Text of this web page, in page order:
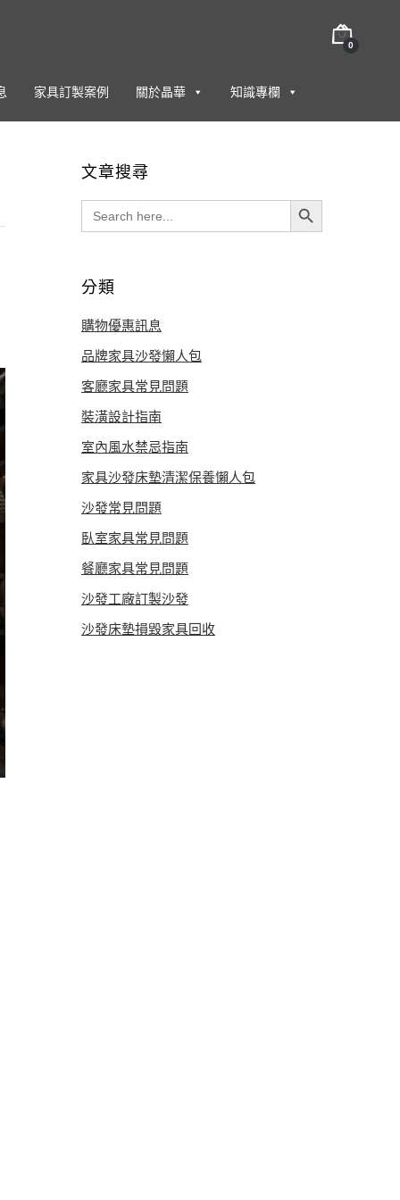
0
家具訂製案例 關於晶華 知識專欄
文章搜尋
Search
for:
Search Button
分類
購物優惠訊息
品牌家具沙發懶人包
客廳家具常見問題
裝潢設計指南
室內風水禁忌指南
家具沙發床墊清潔保養懶人包
沙發常見問題
臥室家具常見問題
餐廳家具常見問題
沙發工廠訂製沙發
沙發床墊損毀家具回收